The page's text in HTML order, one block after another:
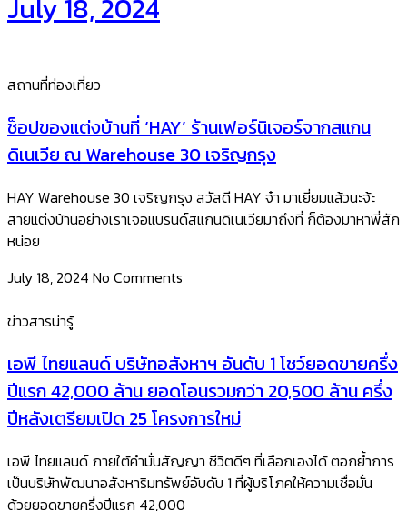
July 18, 2024
สถานที่ท่องเที่ยว
ช็อปของแต่งบ้านที่ ‘HAY’ ร้านเฟอร์นิเจอร์จากสแกน
ดิเนเวีย ณ Warehouse 30 เจริญกรุง
HAY Warehouse 30 เจริญกรุง สวัสดี HAY จ๋า มาเยี่ยมแล้วนะจ้ะ
สายแต่งบ้านอย่างเราเจอแบรนด์สแกนดิเนเวียมาถึงที่ ก็ต้องมาหาพี่สัก
หน่อย
July 18, 2024 No Comments
ข่าวสารน่ารู้
เอพี ไทยแลนด์ บริษัทอสังหาฯ อันดับ 1 โชว์ยอดขายครึ่ง
ปีแรก 42,000 ล้าน ยอดโอนรวมกว่า 20,500 ล้าน ครึ่ง
ปีหลังเตรียมเปิด 25 โครงการใหม่
เอพี ไทยแลนด์ ภายใต้คำมั่นสัญญา ชีวิตดีๆ ที่เลือกเองได้ ตอกย้ำการ
เป็นบริษัทพัฒนาอสังหาริมทรัพย์อับดับ 1 ที่ผู้บริโภคให้ความเชื่อมั่น
ด้วยยอดขายครึ่งปีแรก 42,000